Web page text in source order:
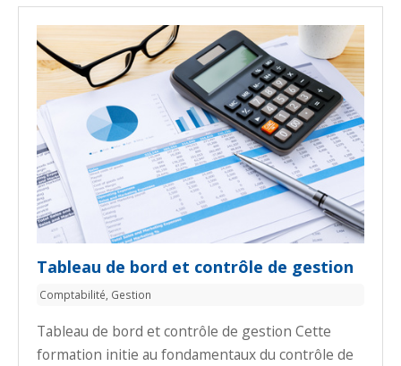
Tableau de bord et contrôle de gestion
Comptabilité, Gestion
Tableau de bord et contrôle de gestion Cette
formation initie au fondamentaux du contrôle de